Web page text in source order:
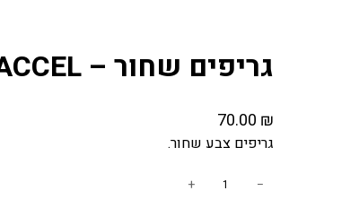
גריפים שחור – ACCEL
70.00 ₪
גריפים צבע שחור.
−
+